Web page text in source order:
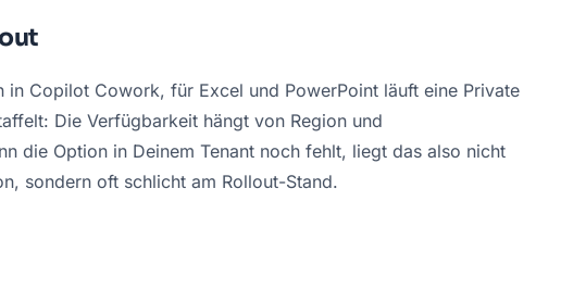
in Copilot Cowork, für Excel und PowerPoint läuft eine Private
Die Verfügbarkeit hängt von Region und
die Option in Deinem Tenant noch fehlt, liegt das also nicht
sondern oft schlicht am Rollout-Stand.